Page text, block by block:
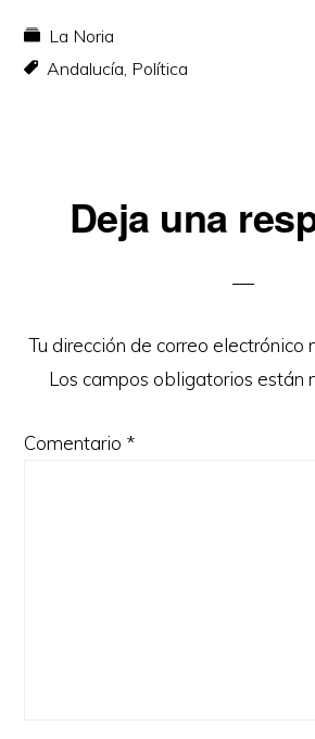
La Noria
Andalucía Política
Interacciones
lectores
Deja una
Tu dirección de correo electrónico
Los campos obligatorios están
Comentario *